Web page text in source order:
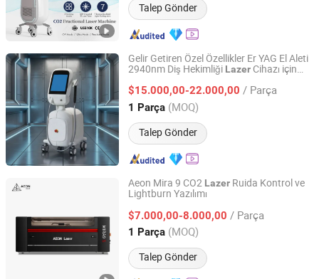
Talep Gönder
Gelir Getiren Özel Özellikler Er YAG El Aleti
2940nm Diş Hekimliği Lazer Cihazı için
$15.000,00-22.000,00 / Parça
1 Parça (MOQ)
Talep Gönder
Beijing Yuwei Laser Technology Co., Ltd.
Beijing, China Fiyat 2026
Aeon Mira 9 CO2 Lazer Ruida Kontrol ve
Lightburn Yazılımı
$7.000,00-8.000,00 / Parça
1 Parça (MOQ)
Talep Gönder
Suzhou Aeon Laser Technology Co., Ltd.
Jiangsu, China Fiyat 2022